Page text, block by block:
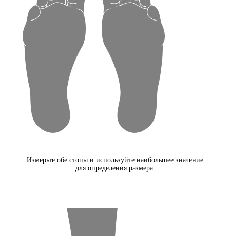
Измерьте обе стопы и используйте наибольшее значение
для определения размера.